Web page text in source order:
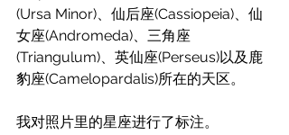
(Ursa Minor)、仙后座(Cassiopeia)、仙
女座(Andromeda)、三角座
(Triangulum)、英仙座(Perseus)以及鹿
豹座(Camelopardalis)所在的天区。
我对照片里的星座进行了标注。